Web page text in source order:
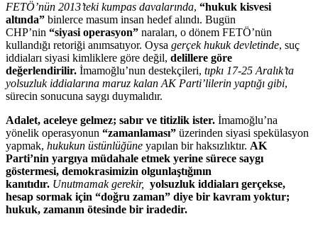
FETÖ’nün 2013’teki kumpas davalarında, “hukuk kisvesi
altında” binlerce masum insan hedef alındı. Bugün
CHP’nin “siyasi operasyon” naraları, o dönem FETÖ’nün
kullandığı retoriği anımsatıyor. Oysa gerçek hukuk devletinde, suç
iddiaları siyasi kimliklere göre değil, delillere göre
değerlendirilir. İmamoğlu’nun destekçileri, tıpkı 17-25 Aralık’ta
yolsuzluk iddialarına maruz kalan AK Parti’lilerin yaptığı gibi,
sürecin sonucuna saygı duymalıdır.
Adalet, aceleye gelmez; sabır ve titizlik ister. İmamoğlu’na
yönelik operasyonun “zamanlaması” üzerinden siyasi spekülasyon
yapmak, hukukun üstünlüğüne yapılan bir haksızlıktır. AK
Parti’nin yargıya müdahale etmek yerine sürece saygı
göstermesi, demokrasimizin olgunlaştığının
kanıtıdır. Unutmamak gerekir, yolsuzluk iddiaları gerçekse,
hesap sormak için “doğru zaman” diye bir kavram yoktur;
hukuk, zamanın ötesinde bir iradedir.